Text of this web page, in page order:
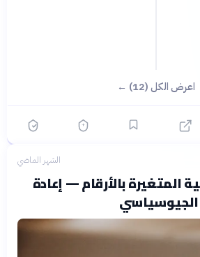
اعرض الكل (12) ←
الشهر الماضي
المتغيرة بالأرقام — إعادة